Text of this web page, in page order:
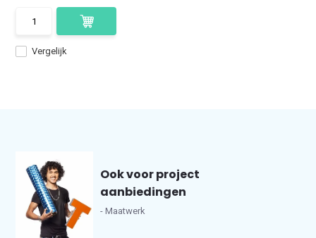
Vergelijk
Ook voor project
aanbiedingen
- Maatwerk